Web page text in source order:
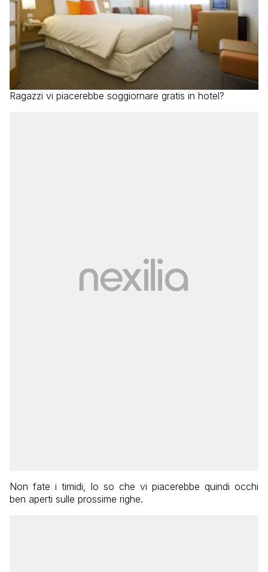
Ragazzi vi piacerebbe soggiornare gratis in hotel?
Non fate i timidi, lo so che vi piacerebbe quindi occhi
ben aperti sulle prossime righe.